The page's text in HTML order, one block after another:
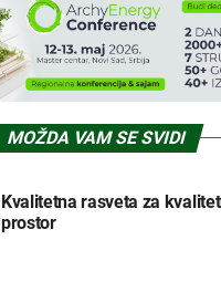
MOŽDA VAM SE SVIDI
Kvalitetna rasveta za
prostor